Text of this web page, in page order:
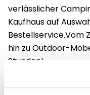
verlässlicher
Kaufhaus auf
Bestellservice.Vom
hin zu Outdoor-
Stunden!